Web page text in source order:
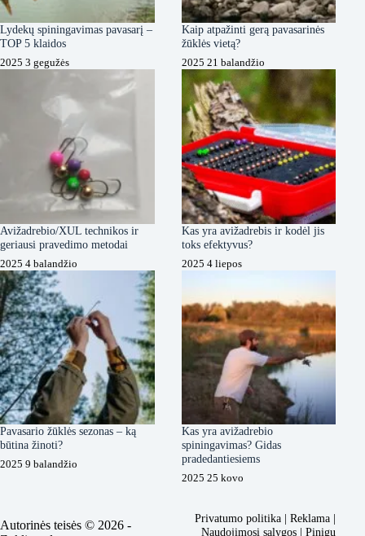
Lydekų spiningavimas pavasarį –
TOP 5 klaidos
2025 3 gegužės
Avižadrebio/XUL technikos ir
geriausi pravedimo metodai
2025 4 balandžio
Pavasario žūklės sezonas – ką
būtina žinoti?
2025 9 balandžio
Kaip atpažinti gerą pavasarinės
žūklės vietą?
2025 21 balandžio
Kas yra avižadrebis ir kodėl jis
toks efektyvus?
2025 4 liepos
Kas yra avižadrebio
spiningavimas? Gidas
pradedantiesiems
2025 25 kovo
Autorinės teisės © 2026 -
Privatumo politika |Reklama |
Naudojimosi sąlygos |Pinigų